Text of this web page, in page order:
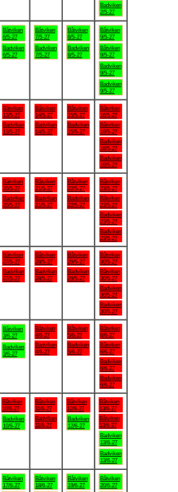
Badviken
2/5-27
Båtviken
6/5-27
Badviken
6/5-27
Båtviken
7/5-27
Badviken
7/5-27
Båtviken
8/5-27
Badviken
8/5-27
Båtviken
9/5-27
Båtviken
9/5-27
Badviken
9/5-27
Badviken
9/5-27
Båtviken
13/5-27
Badviken
13/5-27
Båtviken
14/5-27
Badviken
14/5-27
Båtviken
15/5-27
Badviken
15/5-27
Båtviken
16/5-27
Båtviken
16/5-27
Badviken
16/5-27
Badviken
16/5-27
Båtviken
20/5-27
Badviken
20/5-27
Båtviken
21/5-27
Badviken
21/5-27
Båtviken
22/5-27
Badviken
22/5-27
Båtviken
23/5-27
Båtviken
23/5-27
Badviken
23/5-27
Badviken
23/5-27
Båtviken
27/5-27
Badviken
27/5-27
Båtviken
28/5-27
Badviken
28/5-27
Båtviken
29/5-27
Badviken
29/5-27
Båtviken
30/5-27
Båtviken
30/5-27
Badviken
30/5-27
Badviken
30/5-27
Båtviken
3/6-27
Badviken
3/6-27
Båtviken
4/6-27
Badviken
4/6-27
Båtviken
5/6-27
Badviken
5/6-27
Båtviken
6/6-27
Båtviken
6/6-27
Badviken
6/6-27
Badviken
6/6-27
Båtviken
10/6-27
Badviken
10/6-27
Båtviken
11/6-27
Badviken
11/6-27
Båtviken
12/6-27
Badviken
12/6-27
Båtviken
13/6-27
Båtviken
13/6-27
Badviken
13/6-27
Badviken
13/6-27
Båtviken
17/6-27
Båtviken
18/6-27
Båtviken
19/6-27
Båtviken
20/6-27